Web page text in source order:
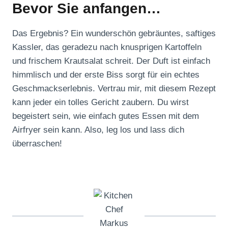
Bevor Sie anfangen…
Das Ergebnis? Ein wunderschön gebräuntes, saftiges
Kassler, das geradezu nach knusprigen Kartoffeln
und frischem Krautsalat schreit. Der Duft ist einfach
himmlisch und der erste Biss sorgt für ein echtes
Geschmackserlebnis. Vertrau mir, mit diesem Rezept
kann jeder ein tolles Gericht zaubern. Du wirst
begeistert sein, wie einfach gutes Essen mit dem
Airfryer sein kann. Also, leg los und lass dich
überraschen!